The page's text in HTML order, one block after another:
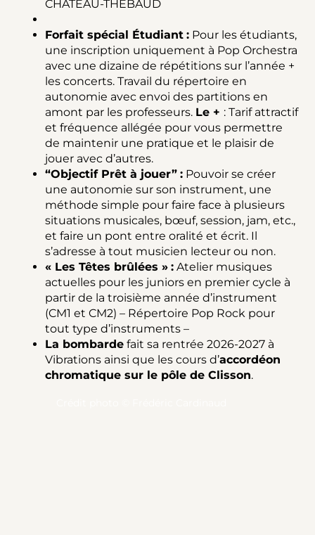
CHATEAU-THEBAUD
Forfait spécial Étudiant : Pour les étudiants,
une inscription uniquement à Pop Orchestra
avec une dizaine de répétitions sur l’année +
les concerts. Travail du répertoire en
autonomie avec envoi des partitions en
amont par les professeurs. Le + : Tarif attractif
et fréquence allégée pour vous permettre
de maintenir une pratique et le plaisir de
jouer avec d’autres.
“Objectif Prêt à jouer” : Pouvoir se créer
une autonomie sur son instrument, une
méthode simple pour faire face à plusieurs
situations musicales, bœuf, session, jam, etc.,
et faire un pont entre oralité et écrit. Il
s’adresse à tout musicien lecteur ou non.
« Les Têtes brûlées » : Atelier musiques
actuelles pour les juniors en premier cycle à
partir de la troisième année d’instrument
(CM1 et CM2) – Répertoire Pop Rock pour
tout type d’instruments –
La bombarde fait sa rentrée 2026-2027 à
Vibrations ainsi que les cours d’accordéon
chromatique sur le pôle de Clisson.